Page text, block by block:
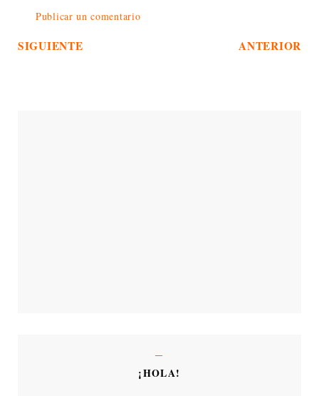
Publicar un comentario
SIGUIENTE ANTERIOR
¡HOLA!